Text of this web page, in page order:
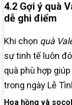
4.2 Gợi ý quà
dễ ghi điểm
Khi chọn quà
sự tinh tế luôn
quà phù hợp
trong ngày Lễ
Hoa hồng và